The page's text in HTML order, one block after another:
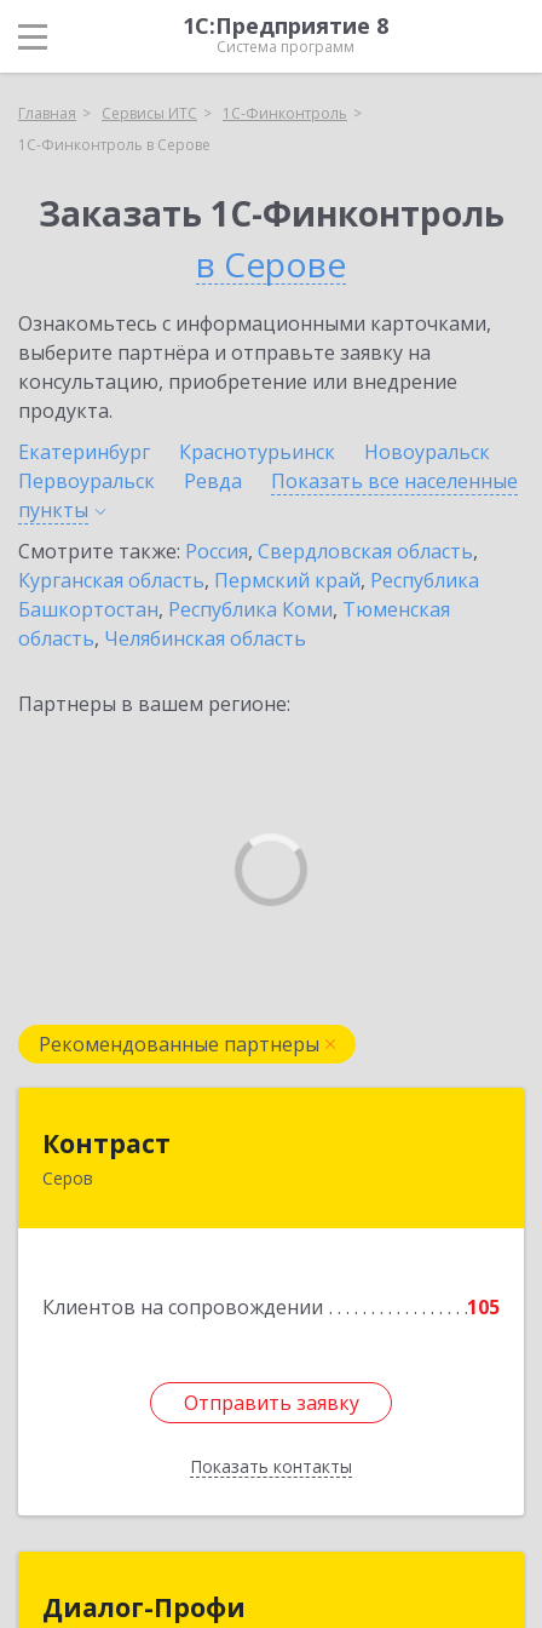
1С:Предприятие 8
Система программ
Главная Сервисы ИТС
1С-Финконтроль
1С-Финконтроль в Серове
Заказать 1С-Финконтроль
в Серове
Ознакомьтесь с информационными карточками,
выберите партнёра и отправьте заявку на
консультацию, приобретение или внедрение
продукта.
Екатеринбург
Краснотурьинск
Новоуральск
Первоуральск
Ревда
Показать все населенные
пункты
Смотрите также: Россия, Свердловская область,
Курганская область, Пермский край, Республика
Башкортостан, Республика Коми, Тюменская
область, Челябинская область
Партнеры в вашем регионе:
Рекомендованные партнеры
Контраст
Серов
Клиентов на сопровождении 105
Отправить заявку
Показать контакты
624993, Свердловская обл, Серов г, Ленина ул,
Отправить заявку
Назад
Диалог-Профи